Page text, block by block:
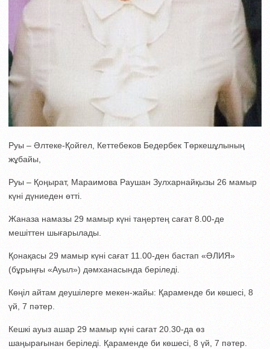
Руы – Әлтеке-Қойгел, Кеттебеков Бедербек Төркешұлының
жұбайы,
Руы – Қоңырат, Мараимова Раушан Зулхарнайқызы 26 мамыр
күні дүниеден өтті.
Жаназа намазы 29 мамыр күні таңертең сағат 8.00-де
мешіттен шығарылады.
Қонақасы 29 мамыр күні сағат 11.00-ден бастап «ӘЛИЯ»
(бұрыңғы «Ауыл») дәмханасында беріледі.
Көңіл айтам деушілерге мекен-жайы: Қараменде би көшесі, 8
үй, 7 пәтер.
Кешкі ауыз ашар 29 мамыр күні сағат 20.30-да өз
шаңырағынан беріледі. Қараменде би көшесі, 8 үй, 7 пәтер.